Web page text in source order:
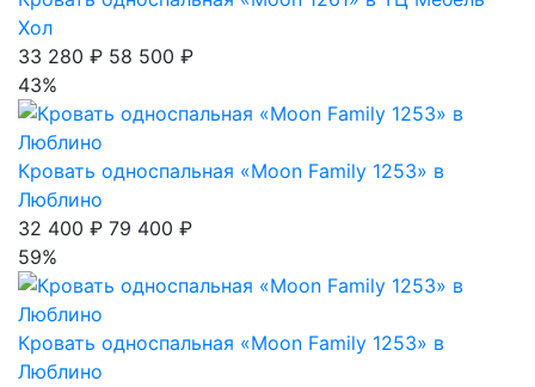
Хол
33 280 ₽ 58 500 ₽
43%
Кровать односпальная «Moon Family 1253» в
Люблино
32 400 ₽ 79 400 ₽
59%
Кровать односпальная «Moon Family 1253» в
Люблино